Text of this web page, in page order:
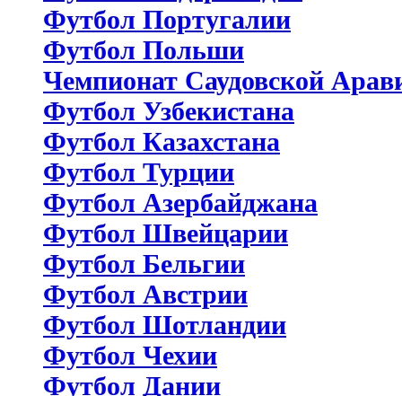
Футбол Португалии
Футбол Польши
Чемпионат Саудовской
Футбол Узбекистана
Футбол Казахстана
Футбол Турции
Футбол Азербайджана
Футбол Швейцарии
Футбол Бельгии
Футбол Австрии
Футбол Шотландии
Футбол Чехии
Футбол Дании